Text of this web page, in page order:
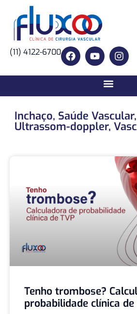
(11) 4122-6700
Inchaço, Saúde Vascular,
Ultrassom-doppler,
Tenho trombose?
probabilidade clínica de